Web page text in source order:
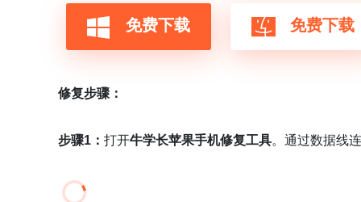
免费下载 免费下载
修复步骤：
步骤1： 打开牛学长苹果手机修复工具。通过数据线